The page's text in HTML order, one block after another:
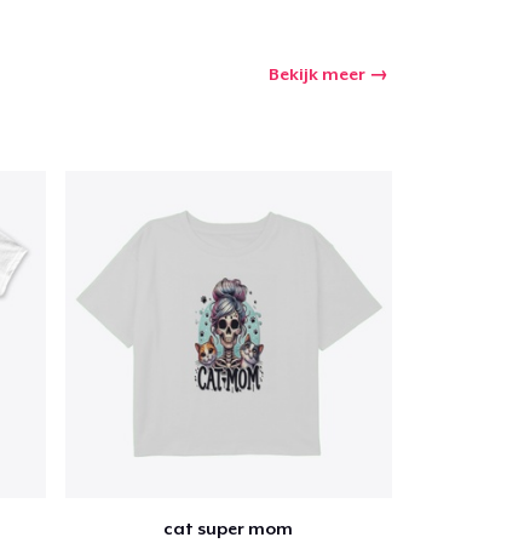
Bekijk meer
cat super mom